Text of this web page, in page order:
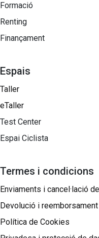
Formació
Renting
Finançament
Espais
Taller
eTaller
Test Center
Espai Ciclista
Termes i condicions
Enviaments i cancel·lació
Devolució i reemborsament
Política de Cookies